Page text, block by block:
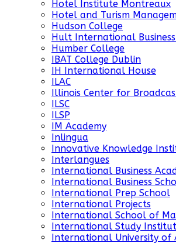
Hotel Institute Montreaux
Hotel and Turism
Hudson College
Hult International
Humber College
IBAT College Dublin
IH International House
ILAC
Illinois Center for
ILSC
ILSP
IM Academy
Inlingua
Innovative Knowledge
Interlangues
International Business
International Business
International Prep School
International Projects
International School of
International Study
International University of